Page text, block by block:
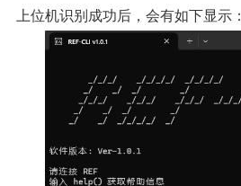
上位机识别成功后，会有如下显示：